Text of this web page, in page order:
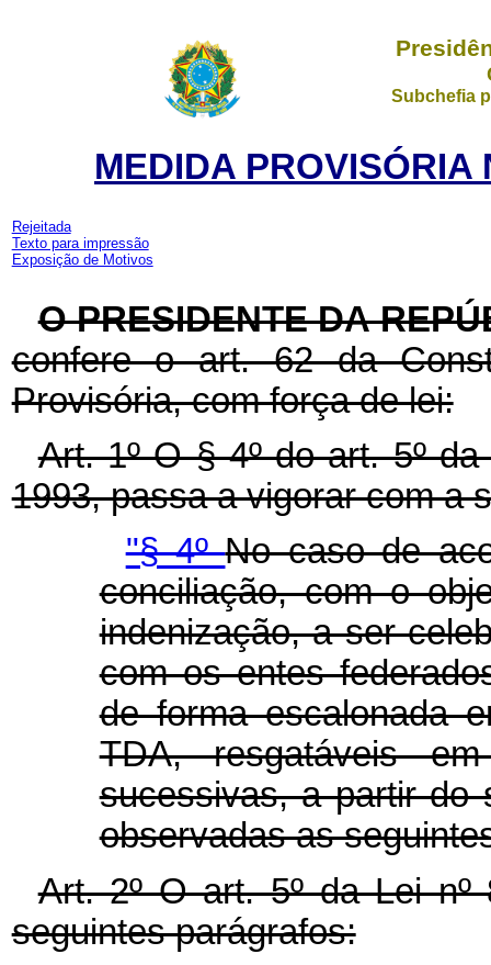
Subchefia
MEDIDA PROVISÓRIA
Rejeitada
Texto para impressão
Exposição de Motivos
O PRESIDENTE DA
confere o art. 62 da
Provisória, com força de lei:
Art. 1º O § 4º do art. 5º
1993, passa a vigorar com a
"§ 4ºNo caso de
conciliação, com o
indenização, a ser
com os entes
de forma escalonada
TDA, resgatáveis
sucessivas, a partir do
observadas as
Art. 2º O art. 5º da Lei
seguintes parágrafos: